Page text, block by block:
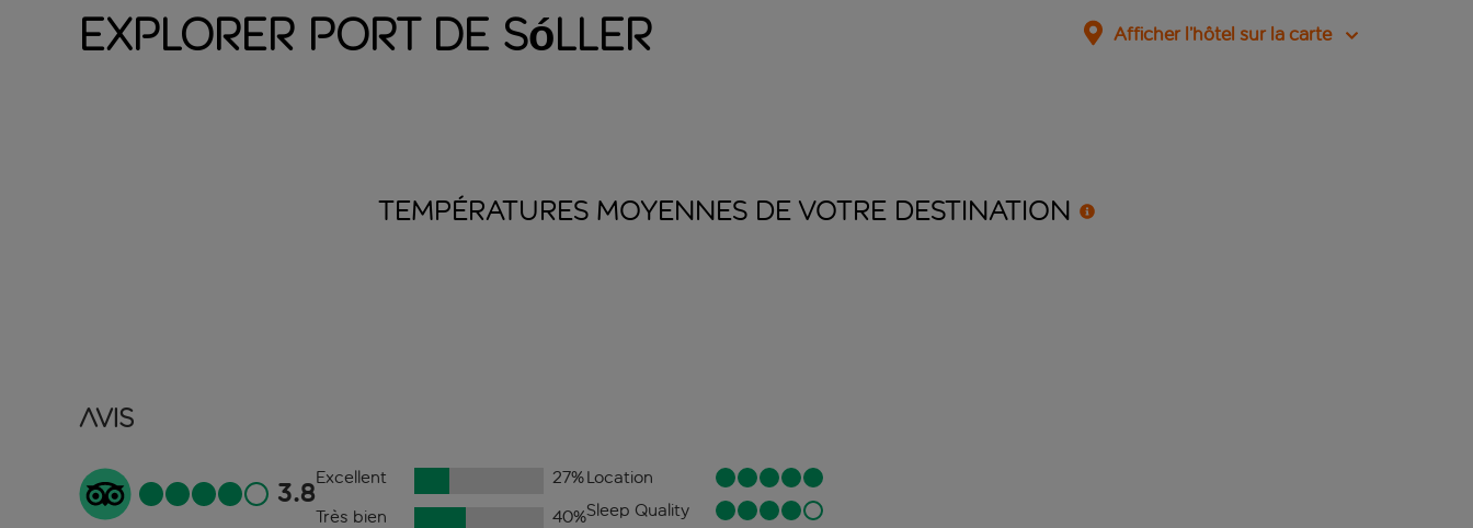
Explorer Port de Sóller Afficher l’hôtel sur la carte
TEMPÉRATURES MOYENNES DE VOTRE DESTINATION
Avis
3.8Excellent 27%
Très bien
40%
Location
Sleep Quality